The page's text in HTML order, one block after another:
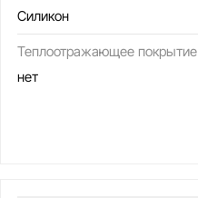
Силикон
Теплоотражающее покрытие
нет